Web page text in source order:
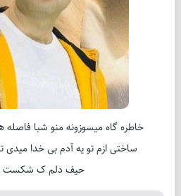
خاطره گاه میسوزونه منو شبا فاصله
ساختی ازم تو یه آدم بی خدا میدی
حیف دلم ک شکست